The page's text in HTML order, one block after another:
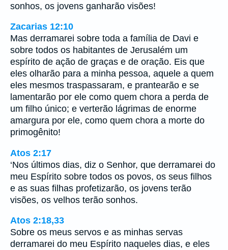
sonhos, os jovens ganharão visões!
Zacarias 12:10
Mas derramarei sobre toda a família de Davi e
sobre todos os habitantes de Jerusalém um
espírito de ação de graças e de oração. Eis que
eles olharão para a minha pessoa, aquele a quem
eles mesmos traspassaram, e prantearão e se
lamentarão por ele como quem chora a perda de
um filho único; e verterão lágrimas de enorme
amargura por ele, como quem chora a morte do
primogênito!
Atos 2:17
‘Nos últimos dias, diz o Senhor, que derramarei do
meu Espírito sobre todos os povos, os seus filhos
e as suas filhas profetizarão, os jovens terão
visões, os velhos terão sonhos.
Atos 2:18,33
Sobre os meus servos e as minhas servas
derramarei do meu Espírito naqueles dias, e eles